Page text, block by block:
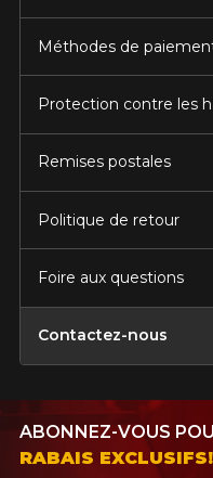
Méthodes de
Protection contre les
Remises postales
Politique de retour
Foire aux questions
Contactez-nous
ABONNEZ-VOUS
RABAIS EXCLUSIFS!